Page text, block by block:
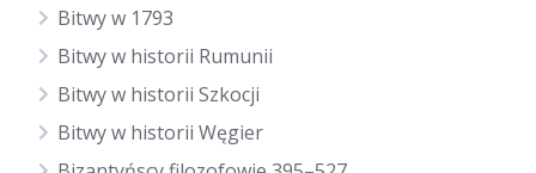
Bitwy w 1793
Bitwy w historii Rumunii
Bitwy w historii Szkocji
Bitwy w historii Węgier